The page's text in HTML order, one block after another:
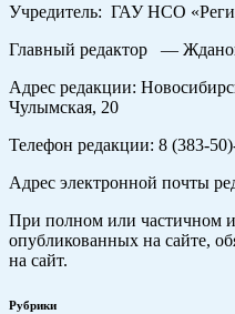
Учредитель: ГАУ НСО
Главный редактор —
Адрес редакции:
Чулымская, 20
Телефон редакции: 8 (383-
Адрес электронной почты
При полном или частичном
опубликованных на сайте,
на сайт.
Рубрики